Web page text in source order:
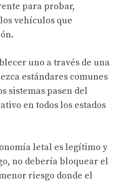
para probar,
vehículos que
uno a través de una
estándares comunes
sistemas pasen del
en todos los estados
letal es legítimo y
no debería bloquear el
riesgo donde el